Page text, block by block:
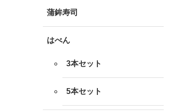
蒲鉾寿司
はべん
3本セット
5本セット